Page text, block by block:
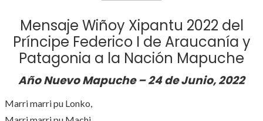
Mensaje Wiñoy Xipantu 2022 del
Príncipe Federico I de Araucanía y
Patagonia a la Nación Mapuche
Año Nuevo Mapuche – 24 de Junio, 2022
Marri marri pu Lonko,